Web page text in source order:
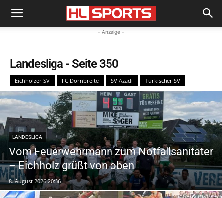
- Anzeige -
Landesliga - Seite 350
Eichholzer SV FC Dornbreite SV Azadi Türkischer SV
LANDESLIGA
Vom Feuerwehrmann zum Notfallsanitäter
– Eichholz grüßt von oben
8. August 2026 20:56